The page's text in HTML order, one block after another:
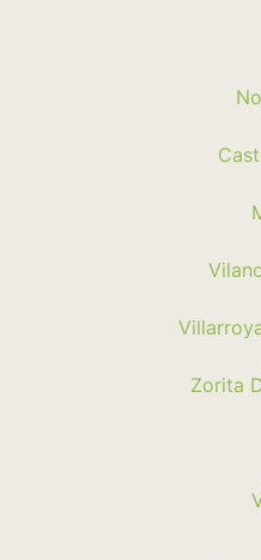
Zorita